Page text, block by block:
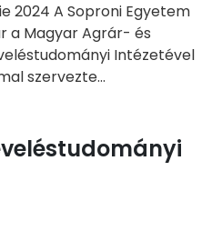
2024 A Soproni Egyetem
a Magyar Agrár- és
Intézetével
szervezte...